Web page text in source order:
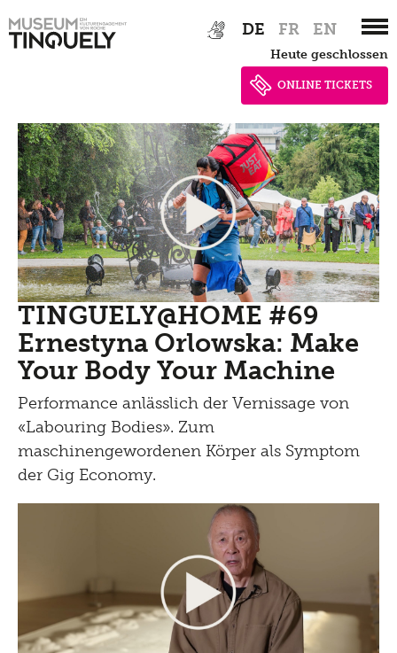
Hauptnavigation
to
DE FR EN
heute geschlossen
ONLINE TICKETS
TINGUELY@HOME #69
Ernestyna Orlowska: Make
Your Body Your Machine
Performance anlässlich der Vernissage von
«Labouring Bodies». Zum
maschinengewordenen Körper als Symptom
der Gig Economy.